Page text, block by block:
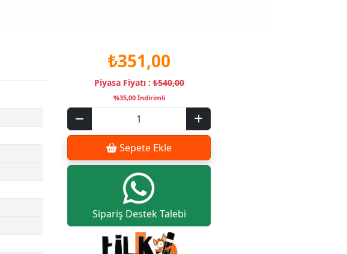
₺351,00
Piyasa Fiyatı :₺540,00
%35,00 İndirimli
Sepete Ekle
Sipariş Destek Talebi